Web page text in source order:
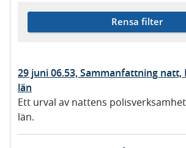
Rensa filter
29 juni 06.53, Sammanfattning
län
Ett urval av nattens
län.